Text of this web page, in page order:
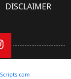
DISCLAIMER